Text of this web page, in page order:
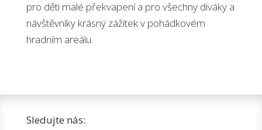
pro děti malé překvapení a pro všechny diváky a
návštěvníky krásný zážitek v pohádkovém
hradním areálu.
Sledujte nás: